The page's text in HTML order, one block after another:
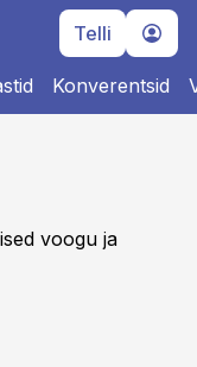
Telli
Konverentsid
voogu ja